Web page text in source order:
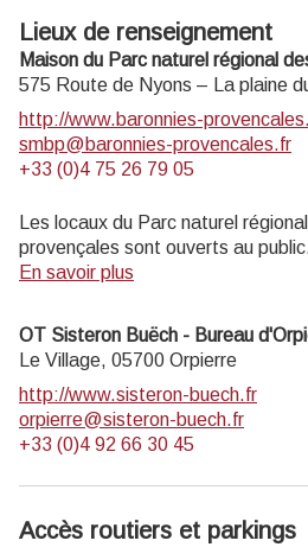
Lieux de renseignement
Maison du Parc naturel régional
575 Route de Nyons – La plaine
http://www.baronnies-
smbp@baronnies-provencales.fr
+33 (0)4 75 26 79 05
Les locaux du Parc naturel
provençales sont ouverts au
31 OCTOBRE 2025
Du mardi au vendredi de 14h à
juillet et août de 14h à 18h
En savoir plus
OT Sisteron Buëch - Bureau
Le Village, 05700 Orpierre
http://www.sisteron-buech.fr
orpierre@sisteron-buech.fr
+33 (0)4 92 66 30 45
Accès routiers et parkings